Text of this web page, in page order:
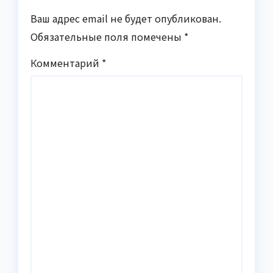
Ваш адрес email не будет опубликован.
Обязательные поля помечены *
Комментарий *